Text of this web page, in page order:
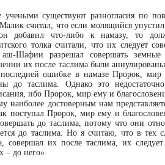
существуют разногласия по
считал, что если молящийся
добавил что-либо к намазу, то
толка считали, что их следует
Шафии разрешал совершать
их после таслима были
ошибке в намазе Пророк,
до таслима. Однако это
ибо Пророк, мир ему и
наиболее достоверным нам
поступал Пророк, мир ему и
до таслима, потому что они
до таслима. Но я считаю, что в тех
совершал их после таслима, их
– до него».